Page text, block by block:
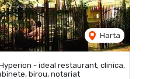
Harta
- ideal restaurant, clinica,
birou, notariat